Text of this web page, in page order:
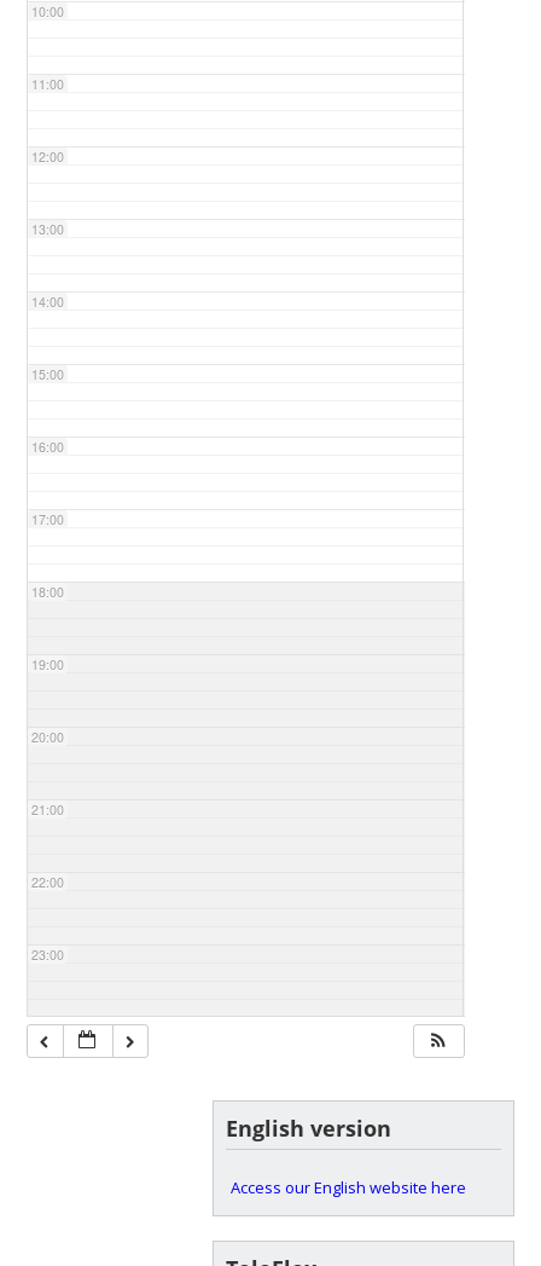
10:00
11:00
12:00
13:00
14:00
15:00
16:00
17:00
18:00
19:00
20:00
21:00
22:00
23:00
English version
Access our English website here